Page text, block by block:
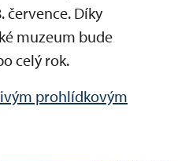
července. Díky
muzeum bude
celý rok.
prohlídkovým